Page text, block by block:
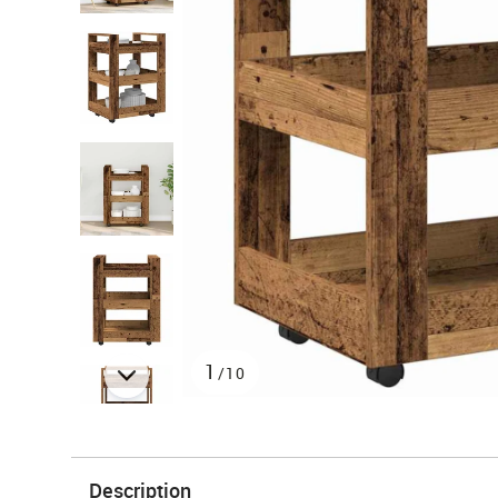
1 /10
Description